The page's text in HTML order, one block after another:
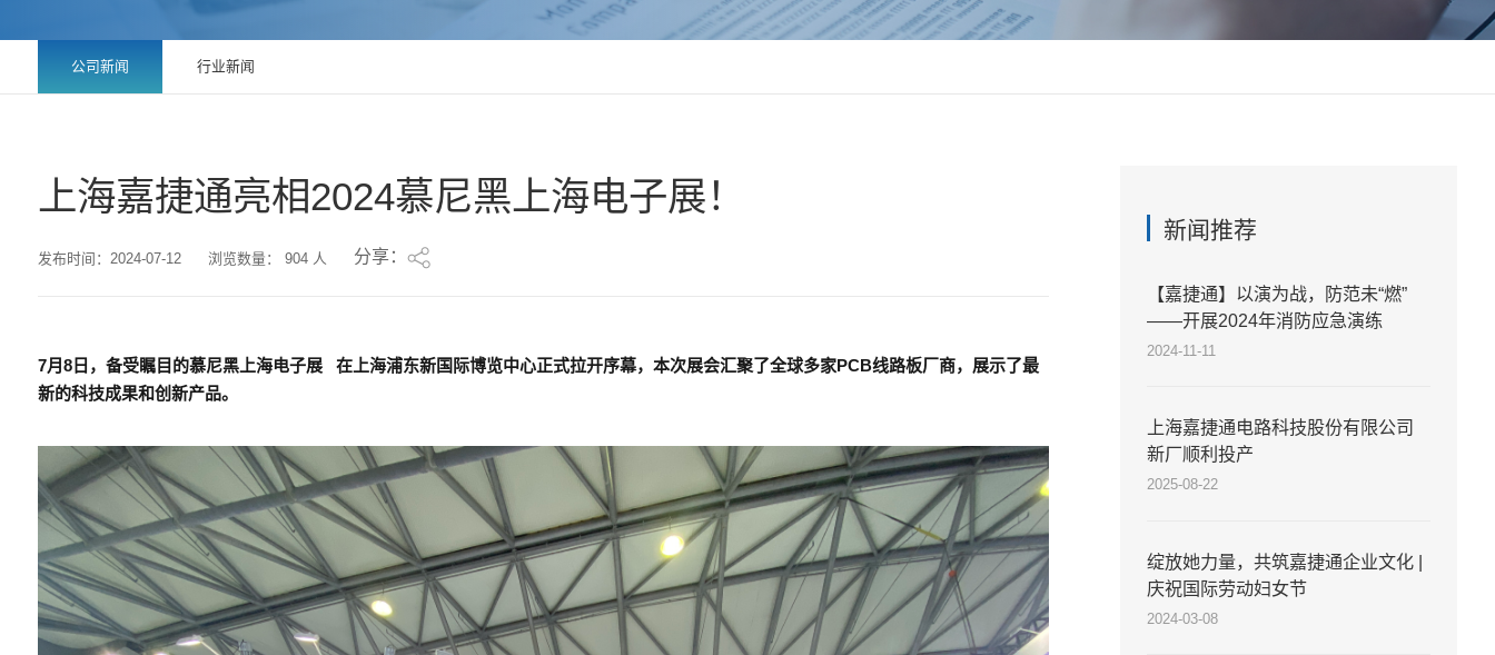
公司新闻 行业新闻
上海嘉捷通亮相2024慕尼黑上海电子展！
发布时间：2024-07-12 浏览数量： 904人 分享：
7月8日，备受瞩目的慕尼黑上海电子展
在上海浦东新国际博览中心正式拉开序幕，本次展会汇聚了全球多家PCB线路板厂商，展示了最
新的科技成果和创新产品。
新闻推荐
【嘉捷通】以演为战，防范未“燃”
——开展2024年消防应急演练
2024-11-11
上海嘉捷通电路科技股份有限公司
新厂顺利投产
2025-08-22
绽放她力量，共筑嘉捷通企业文化 |
庆祝国际劳动妇女节
2024-03-08